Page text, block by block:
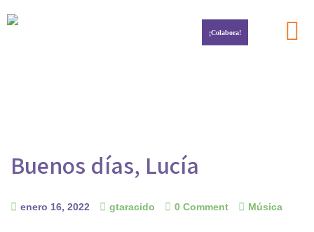
¡Colabora!
Buenos días, Lucía
enero 16, 2022 gtaracido 0 Comment Música